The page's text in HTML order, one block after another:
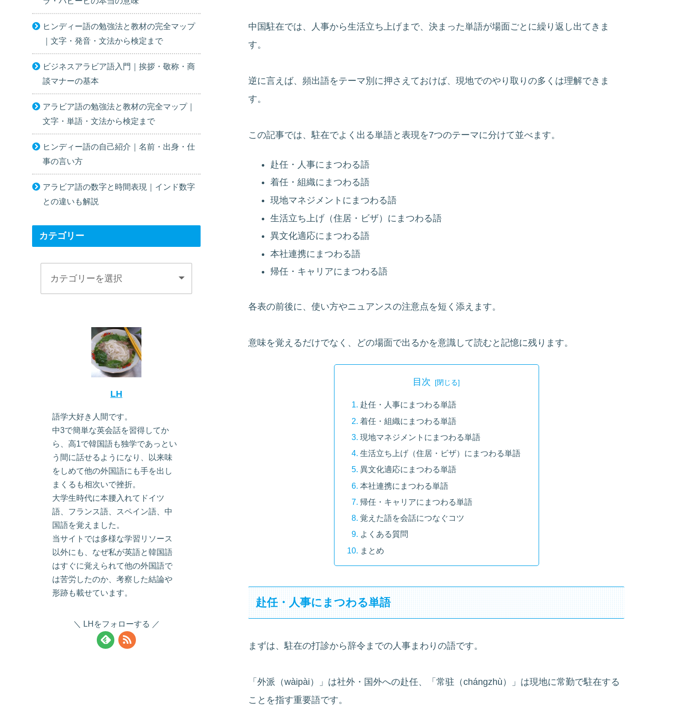
中国駐在では、人事から生活立ち上げまで、決まった単語が場面ごとに繰り返し出てきま
す。
逆に言えば、頻出語をテーマ別に押さえておけば、現地でのやり取りの多くは理解できま
す。
この記事では、駐在でよく出る単語と表現を7つのテーマに分けて並べます。
赴任・人事にまつわる語
着任・組織にまつわる語
現地マネジメントにまつわる語
生活立ち上げ（住居・ビザ）にまつわる語
異文化適応にまつわる語
本社連携にまつわる語
帰任・キャリアにまつわる語
各表の前後に、使い方やニュアンスの注意点を短く添えます。
意味を覚えるだけでなく、どの場面で出るかを意識して読むと記憶に残ります。
目次
赴任・人事にまつわる単語
着任・組織にまつわる単語
現地マネジメントにまつわる単語
生活立ち上げ（住居・ビザ）にまつわる単語
異文化適応にまつわる単語
本社連携にまつわる単語
帰任・キャリアにまつわる単語
覚えた語を会話につなぐコツ
よくある質問
まとめ
赴任・人事にまつわる単語
まずは、駐在の打診から辞令までの人事まわりの語です。
「外派（wàipài）」は社外・国外への赴任、「常驻（chángzhù）」は現地に常勤で駐在する
ことを指す重要語です。
ヒンディー語の勉強法と教材の完全マップ
｜文字・発音・文法から検定まで
ビジネスアラビア語入門｜挨拶・敬称・商
談マナーの基本
アラビア語の勉強法と教材の完全マップ｜
文字・単語・文法から検定まで
ヒンディー語の自己紹介｜名前・出身・仕
事の言い方
アラビア語の数字と時間表現｜インド数字
との違いも解説
カテゴリー
LH
語学大好き人間です。
中3で簡単な英会話を習得してか
ら、高1で韓国語も独学であっとい
う間に話せるようになり、以来味
をしめて他の外国語にも手を出し
まくるも相次いで挫折。
大学生時代に本腰入れてドイツ
語、フランス語、スペイン語、中
国語を覚えました。
当サイトでは多様な学習リソース
以外にも、なぜ私が英語と韓国語
はすぐに覚えられて他の外国語で
は苦労したのか、考察した結論や
形跡も載せています。
LHをフォローする